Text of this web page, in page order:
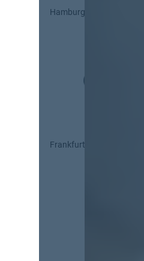
Hamburg
Frankfurt